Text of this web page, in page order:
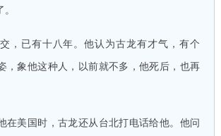
已有十八年。他认为古龙有才气，有个
，象他这种人，以前就不多，他死后，也再
美国时，古龙还从台北打电话给他。他问